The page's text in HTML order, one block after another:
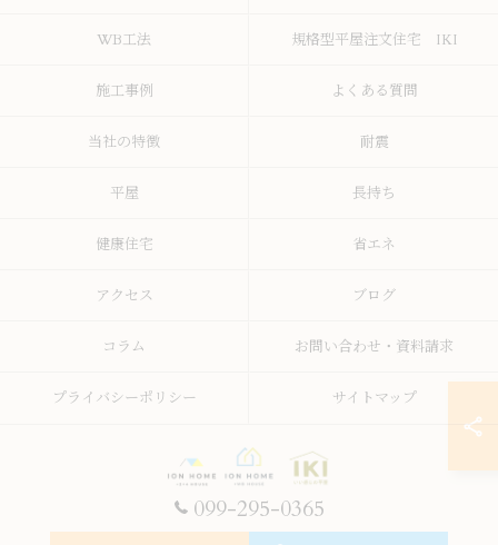
099-295-0365
WB工法 規格型平屋注文住宅 IKI
施工事例 よくある質問
当社の特徴 耐震
平屋 長持ち
健康住宅 省エネ
アクセス ブログ
コラム お問い合わせ・資料請求
プライバシーポリシー サイトマップ